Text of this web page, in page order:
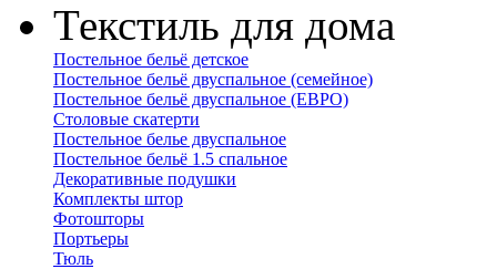
Текстиль для дома
Постельное бельё детское
Постельное бельё двуспальное (семейное)
Постельное бельё двуспальное (ЕВРО)
Столовые скатерти
Постельное белье двуспальное
Постельное бельё 1.5 спальное
Декоративные подушки
Комплекты штор
Фотошторы
Портьеры
Тюль